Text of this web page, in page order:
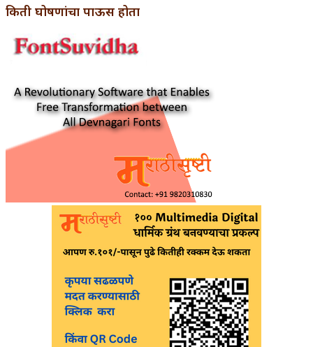
किती घोषणांचा पाऊस होता